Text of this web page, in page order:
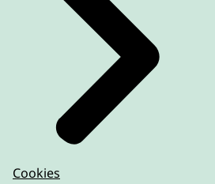
Cookies